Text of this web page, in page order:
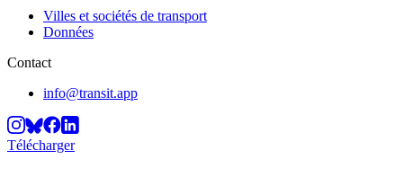
Villes et sociétés de transport
Données
Contact
info@transit.app
Télécharger